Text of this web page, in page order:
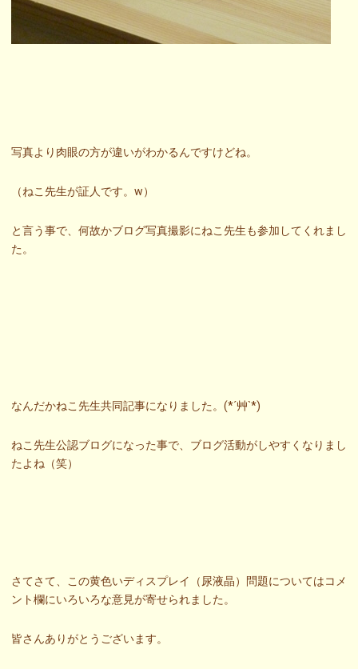
写真より肉眼の方が違いがわかるんですけどね。
（ねこ先生が証人です。w）
と言う事で、何故かブログ写真撮影にねこ先生も参加してくれまし
た。
なんだかねこ先生共同記事になりました。(*´艸`*)
ねこ先生公認ブログになった事で、ブログ活動がしやすくなりまし
たよね（笑）
さてさて、この黄色いディスプレイ（尿液晶）問題についてはコメ
ント欄にいろいろな意見が寄せられました。
皆さんありがとうございます。